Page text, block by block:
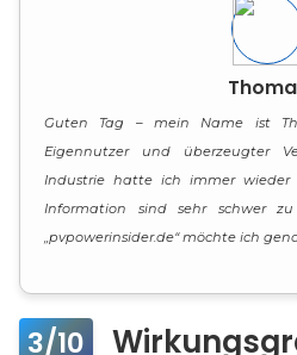
Guten Tag – mein Name ist
Eigennutzer und überzeugter
Industrie hatte ich immer wieder
Information sind sehr schwer
„pvpowerinsider.de“ möchte ich
3/10